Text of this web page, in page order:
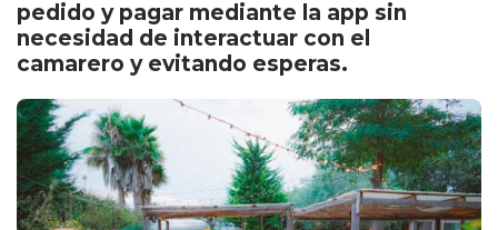
pedido y pagar mediante la app sin
necesidad de interactuar con el
camarero y evitando esperas.